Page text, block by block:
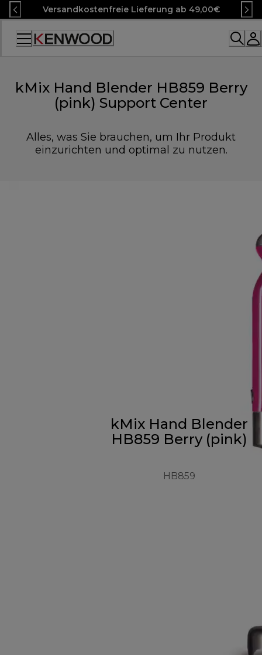
Skip
to
Content
Versandkostenfreie Lieferung ab 49,00€
Accessibility
kMix Hand Blender HB859 Berry
(pink) Support Center
Alles, was Sie brauchen, um Ihr Produkt
einzurichten und optimal zu nutzen.
kMix Hand Blender
HB859 Berry (pink)
HB859